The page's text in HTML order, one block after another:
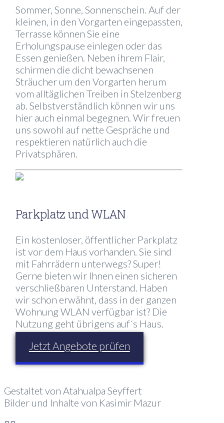
Sommer, Sonne, Sonnenschein. Auf der
kleinen, in den Vorgarten eingepassten,
Terrasse können Sie eine
Erholungspause einlegen oder das
Essen genießen. Neben ihrem Flair,
schirmen die dicht bewachsenen
Sträucher um den Vorgarten herum
vom alltäglichen Treiben in Stelzenberg
ab. Selbstverständlich können wir uns
hier auch einmal begegnen. Wir freuen
uns sowohl auf nette Gespräche und
respektieren natürlich auch die
Privatsphären.
Parkplatz und WLAN
Ein kostenloser, öffentlicher Parkplatz
ist vor dem Haus vorhanden. Sie sind
mit Fahrrädern unterwegs? Super!
Gerne bieten wir Ihnen einen sicheren
verschließbaren Unterstand. Haben
wir schon erwähnt, dass in der ganzen
Wohnung WLAN verfügbar ist? Die
Nutzung geht übrigens auf´s Haus.
Jetzt Angebote prüfen
Gestaltet von Atahualpa Seyffert
Bilder und Inhalte von Kasimir Mazur